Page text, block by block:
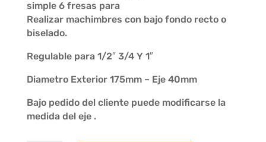
simple 6 fresas para
Realizar machimbres con bajo fondo recto o
biselado.
Regulable para 1/2″ 3/4 Y 1″
Diametro Exterior 175mm – Eje 40mm
Bajo pedido del cliente puede modificarse la
medida del eje .